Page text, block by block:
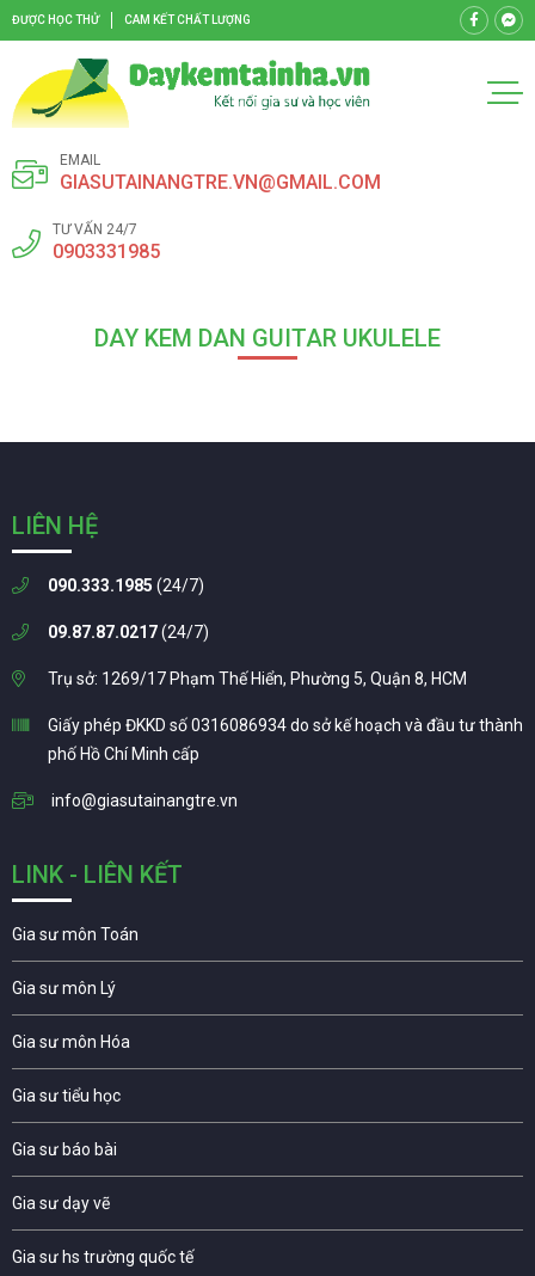
ĐƯỢC HỌC THỬ CAM KẾT CHẤT LƯỢNG
EMAIL
GIASUTAINANGTRE.VN@GMAIL.COM
TƯ VẤN 24/7
0903331985
DAY KEM DAN GUITAR UKULELE
LIÊN HỆ
090.333.1985 (24/7)
09.87.87.0217(24/7)
Trụ sở: 1269/17 Phạm Thế Hiển, Phường 5, Quận 8, HCM
Giấy phép ĐKKD số 0316086934 do sở kế hoạch và đầu tư thành
phố Hồ Chí Minh cấp
info@giasutainangtre.vn
LINK - LIÊN KẾT
Gia sư môn Toán
Gia sư môn Lý
Gia sư môn Hóa
Gia sư tiểu học
Gia sư báo bài
Gia sư dạy vẽ
Gia sư hs trường quốc tế